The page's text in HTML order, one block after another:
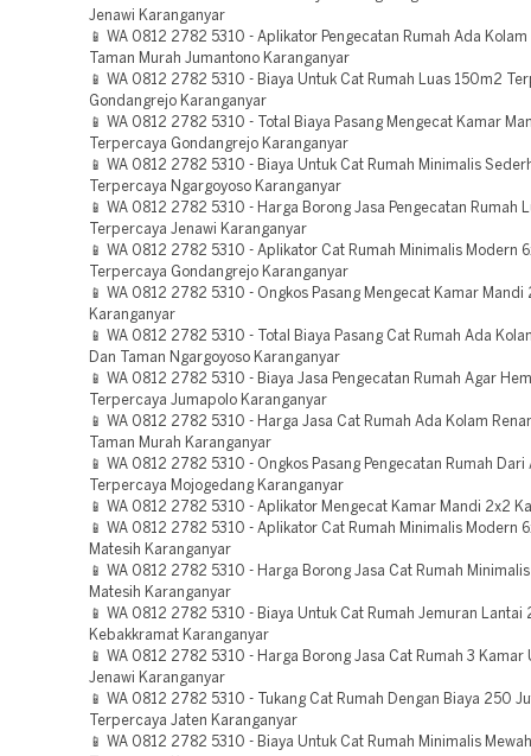
Jenawi Karanganyar
📱 WA 0812 2782 5310 - Aplikator Pengecatan Rumah Ada Kolam
Taman Murah Jumantono Karanganyar
📱 WA 0812 2782 5310 - Biaya Untuk Cat Rumah Luas 150m2
Gondangrejo Karanganyar
📱 WA 0812 2782 5310 - Total Biaya Pasang Mengecat Kamar
Terpercaya Gondangrejo Karanganyar
📱 WA 0812 2782 5310 - Biaya Untuk Cat Rumah Minimalis
Terpercaya Ngargoyoso Karanganyar
📱 WA 0812 2782 5310 - Harga Borong Jasa Pengecatan Rumah
Terpercaya Jenawi Karanganyar
📱 WA 0812 2782 5310 - Aplikator Cat Rumah Minimalis Modern
Terpercaya Gondangrejo Karanganyar
📱 WA 0812 2782 5310 - Ongkos Pasang Mengecat Kamar Mandi
Karanganyar
📱 WA 0812 2782 5310 - Total Biaya Pasang Cat Rumah Ada
Dan Taman Ngargoyoso Karanganyar
📱 WA 0812 2782 5310 - Biaya Jasa Pengecatan Rumah Agar
Terpercaya Jumapolo Karanganyar
📱 WA 0812 2782 5310 - Harga Jasa Cat Rumah Ada Kolam
Taman Murah Karanganyar
📱 WA 0812 2782 5310 - Ongkos Pasang Pengecatan Rumah Dari
Terpercaya Mojogedang Karanganyar
📱 WA 0812 2782 5310 - Aplikator Mengecat Kamar Mandi 2x2
📱 WA 0812 2782 5310 - Aplikator Cat Rumah Minimalis Modern
Matesih Karanganyar
📱 WA 0812 2782 5310 - Harga Borong Jasa Cat Rumah
Matesih Karanganyar
📱 WA 0812 2782 5310 - Biaya Untuk Cat Rumah Jemuran Lantai
Kebakkramat Karanganyar
📱 WA 0812 2782 5310 - Harga Borong Jasa Cat Rumah 3 Kamar
Jenawi Karanganyar
📱 WA 0812 2782 5310 - Tukang Cat Rumah Dengan Biaya 250
Terpercaya Jaten Karanganyar
📱 WA 0812 2782 5310 - Biaya Untuk Cat Rumah Minimalis